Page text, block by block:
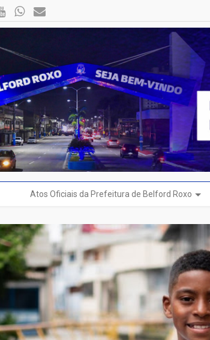
Atos Oficiais da Prefeitura de Belford Roxo